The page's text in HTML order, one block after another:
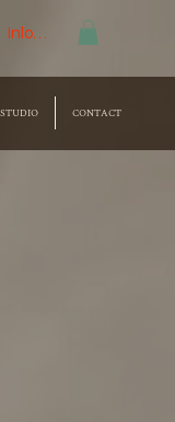
CONTACT
Inloggen